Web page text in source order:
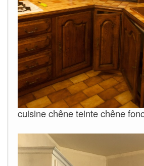
cuisine chêne teinte chêne